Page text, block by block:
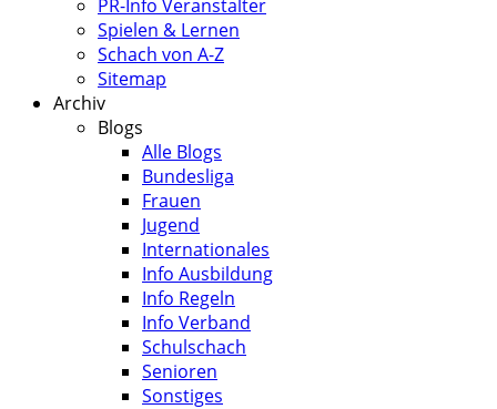
PR-Info Veranstalter
Spielen & Lernen
Schach von A-Z
Sitemap
Archiv
Blogs
Alle Blogs
Bundesliga
Frauen
Jugend
Internationales
Info Ausbildung
Info Regeln
Info Verband
Schulschach
Senioren
Sonstiges